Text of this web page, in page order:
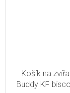
Košík na
Buddy KF